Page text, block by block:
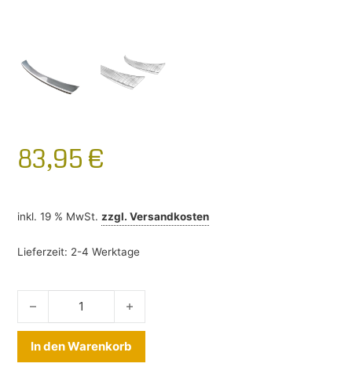
83,95 €
inkl. 19 % MwSt. zzgl.Versandkosten
Lieferzeit: 2-4 Werktage
Ladekantenschutz Audi Q5 FY 2017-2025 Edelstahl Menge
In den Warenkorb